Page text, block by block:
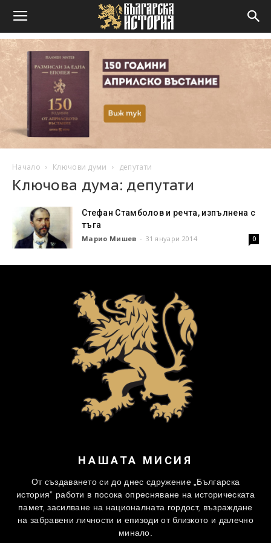
Начало Ключови думи депутати
Ключова дума: депутати
Стефан Стамболов и речта, изпълнена с
тъга
Марио Мишев - 31 януари 2014 0
НАШАТА МИСИЯ
От създаването си до днес сдружение „Българска
история” работи в посока опресняване на историческата
памет, засилване на националната гордост, възраждане
на забравени личности и епизоди от близкото и далечно
минало.